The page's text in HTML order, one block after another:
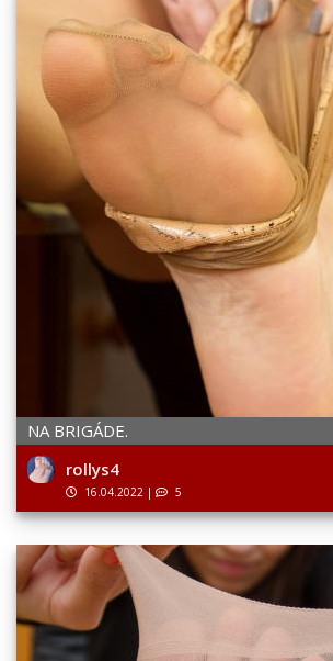
NA BRIGÁDE.
rollys4
16.04.2022 | 5